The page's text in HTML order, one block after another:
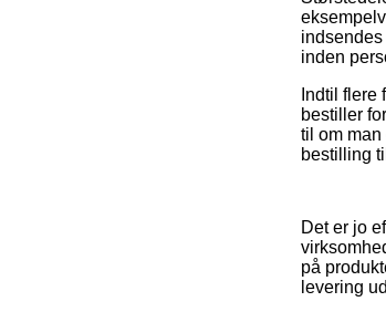
inden
Indtil
bestiller
til om
bestilling
Det er jo
på
levering